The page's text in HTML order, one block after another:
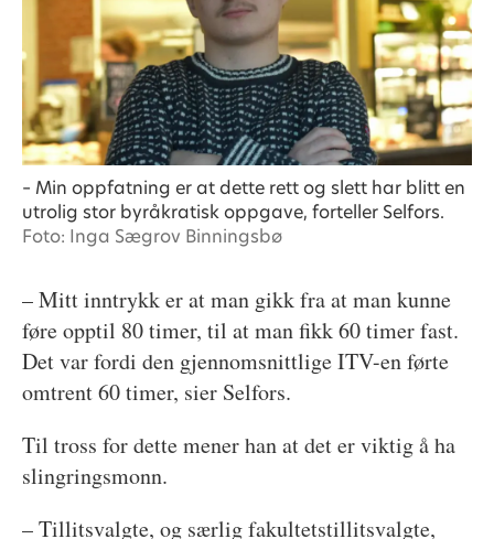
– Min oppfatning er at dette rett og slett har blitt en
utrolig stor byråkratisk oppgave, forteller Selfors.
Foto: Inga Sægrov Binningsbø
– Mitt inntrykk er at man gikk fra at man kunne
føre opptil 80 timer, til at man fikk 60 timer fast.
Det var fordi den gjennomsnittlige ITV-en førte
omtrent 60 timer, sier Selfors.
Til tross for dette mener han at det er viktig å ha
slingringsmonn.
– Tillitsvalgte, og særlig fakultetstillitsvalgte,